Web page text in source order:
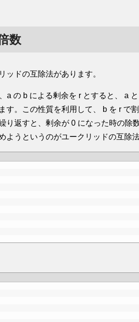
数
ッドの互除法があります。
a の b による剰余を r とすると、 a
す。この性質を利用して、 b を r で
り返すと、剰余が 0 になった時の除
ようというのがユークリッドの互除法